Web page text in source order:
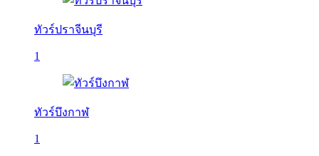
ทัวร์ปราจีนบุรี
1
ทัวร์บึงกาฬ
1